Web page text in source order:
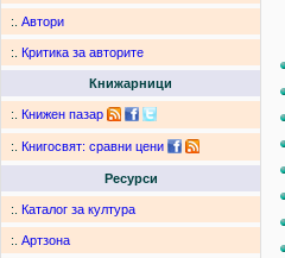
:. Автори
:. Критика за авторите
Книжарници
:. Книжен пазар
:. Книгосвят: сравни цени
Ресурси
:. Каталог за култура
:. Артзона